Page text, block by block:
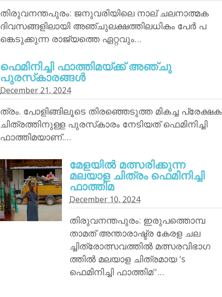
തിരുവനന്തപുരം: ജനുവരിയിലെ നാല് ചലനാത്മക
ദിവസങ്ങളിലായി അഞ്ചുലക്ഷത്തിലധികം പേര്‍ പ
ങ്കെടുക്കുന്ന രാജ്യത്തെ ഏറ്റവും…
ഫെമിനിച്ചി ഫാത്തിമയ്ക്ക് അഞ്ചു
പുരസ്‌കാരങ്ങള്‍
December 21, 2024
ത്രം. പോളിങ്ങിലൂടെ തിരഞ്ഞെടുത്ത മികച്ച പ്രേക്ഷക
ചിത്രത്തിനുള്ള പുരസ്‌കാരം നേടിയത് ഫെമിനിച്ചി
ഫാത്തിമയാണ്.…
മേളയില്‍ മത്സരിക്കുന്ന
മലയാള ചിത്രം ഫെമിനിച്ചി
ഫാത്തിമ
December 10, 2024
തിരുവനന്തപുരം: ഇരുപത്തൊമ്പ
താമത് അന്താരാഷ്ട്ര കേരള ചല
ച്ചിത്രോത്സവത്തില്‍ മത്സരവിഭാഗ
ത്തില്‍ മലയാള ചിത്രമായ 's
ഫെമിനിച്ചി ഫാത്തിമ''…